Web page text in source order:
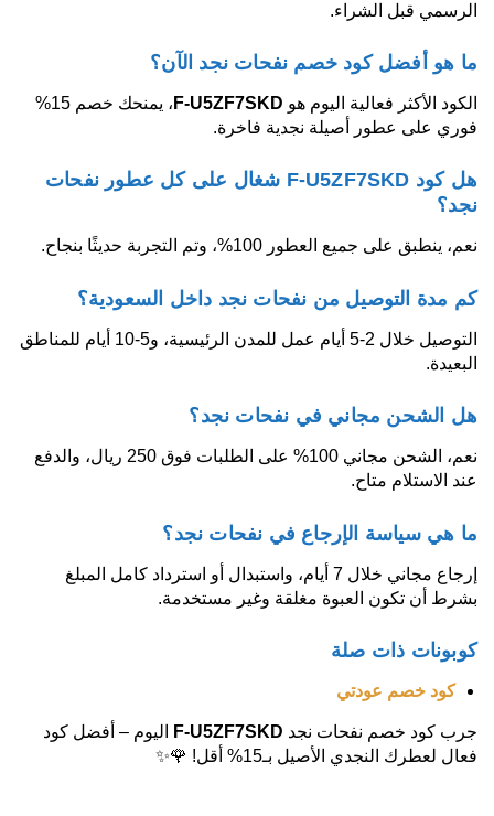
الرسمي قبل الشراء.
ما هو أفضل كود خصم نفحات نجد الآن؟
الكود الأكثر فعالية اليوم هو F-U5ZF7SKD
، يمنحك خصم 15%
فوري على عطور أصيلة نجدية فاخرة.
هل كود F-U5ZF7SKD شغال على كل عطور نفحات
نجد؟
نعم، ينطبق على جميع العطور 100%، وتم التجربة حديثًا بنجاح.
كم مدة التوصيل من نفحات نجد داخل السعودية؟
التوصيل خلال 2-5 أيام عمل للمدن الرئيسية، و5-10 أيام للمناطق
البعيدة.
هل الشحن مجاني في نفحات نجد؟
نعم، الشحن مجاني 100% على الطلبات فوق 250 ريال، والدفع
عند الاستلام متاح.
ما هي سياسة الإرجاع في نفحات نجد؟
إرجاع مجاني خلال 7 أيام، واستبدال أو استرداد كامل المبلغ
بشرط أن تكون العبوة مغلقة وغير مستخدمة.
كوبونات ذات صلة
كود خصم عودتي
جرب كود خصم نفحات نجد F-U5ZF7SKD
اليوم – أفضل كود
فعال لعطرك النجدي الأصيل بـ15% أقل! 🌹✨